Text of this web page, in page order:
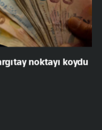
noktayı koydu